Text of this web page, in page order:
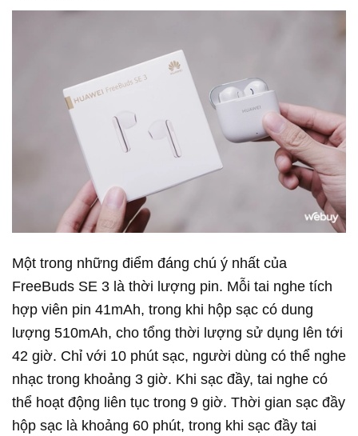
Một trong những điểm đáng chú ý nhất của
FreeBuds SE 3 là thời lượng pin. Mỗi tai nghe tích
hợp viên pin 41mAh, trong khi hộp sạc có dung
lượng 510mAh, cho tổng thời lượng sử dụng lên tới
42 giờ. Chỉ với 10 phút sạc, người dùng có thể nghe
nhạc trong khoảng 3 giờ. Khi sạc đầy, tai nghe có
thể hoạt động liên tục trong 9 giờ. Thời gian sạc đầy
hộp sạc là khoảng 60 phút, trong khi sạc đầy tai